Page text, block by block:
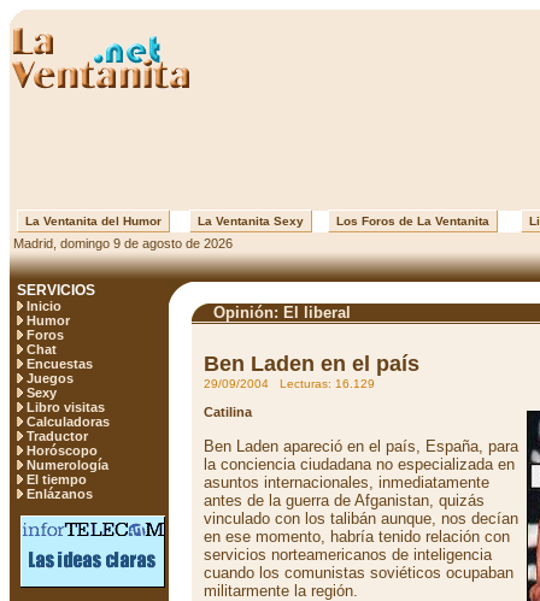
La Ventanita del Humor La Ventanita Sexy Los Foros de La Ventanita
Madrid, domingo 9 de agosto de 2026
SERVICIOS
Inicio
Humor
Foros
Chat
Encuestas
Juegos
Sexy
Libro visitas
Calculadoras
Traductor
Horóscopo
Numerología
El tiempo
Enlázanos
Opinión: El liberal
Ben Laden en el país
29/09/2004 Lecturas: 16.129
Catilina
Ben Laden apareció en el país, España, para
la conciencia ciudadana no especializada en
asuntos internacionales, inmediatamente
antes de la guerra de Afganistan, quizás
vinculado con los talibán aunque, nos decían
en ese momento, habría tenido relación con
servicios norteamericanos de inteligencia
cuando los comunistas soviéticos ocupaban
militarmente la región.